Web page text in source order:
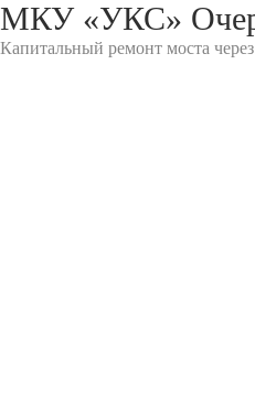
МКУ «УКС»
Капитальный ремонт моста